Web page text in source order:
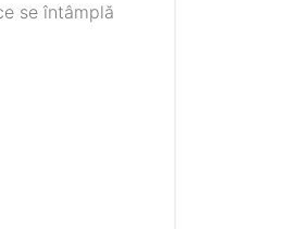
se întâmplă